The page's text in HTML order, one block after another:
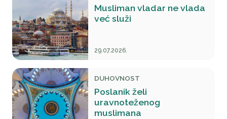
Musliman vladar ne vlada
već služi
29.07.2026.
DUHOVNOST
Poslanik želi
uravnoteženog
muslimana